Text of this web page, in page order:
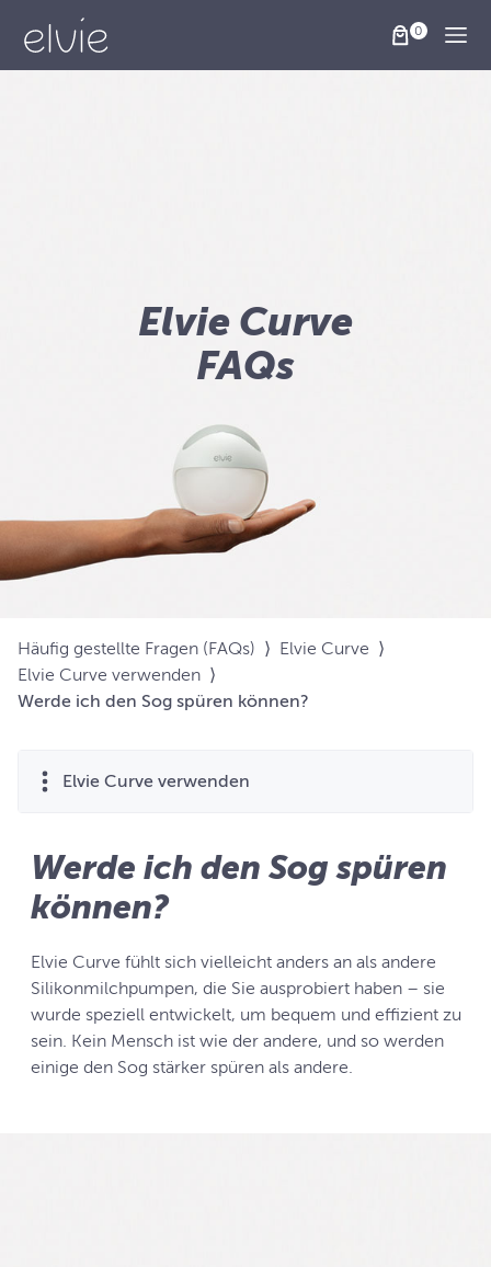
Elvie Curve
FAQs
Häufig gestellte Fragen (FAQs) ⟩ Elvie Curve ⟩
Elvie Curve verwenden ⟩
Werde ich den Sog spüren können?
Elvie Curve verwenden
Werde ich den Sog spüren
können?
Elvie Curve fühlt sich vielleicht anders an als andere
Silikonmilchpumpen, die Sie ausprobiert haben – sie
wurde speziell entwickelt, um bequem und effizient zu
sein. Kein Mensch ist wie der andere, und so werden
einige den Sog stärker spüren als andere.